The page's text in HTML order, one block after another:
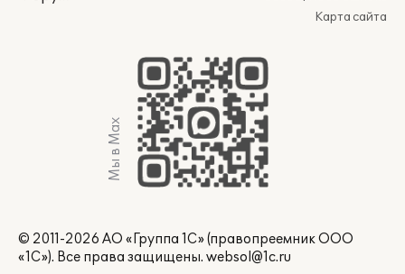
Карта сайта
Мы в Max
© 2011-2026 АО «Группа 1С» (правопреемник ООО
«1С»). Все права защищены. websol@1c.ru